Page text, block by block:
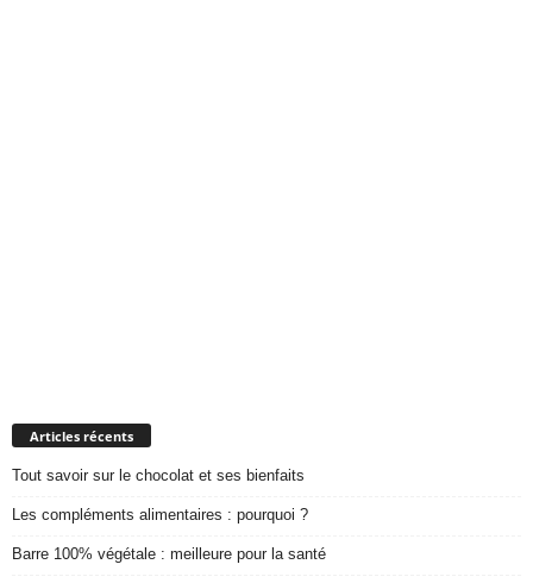
Articles récents
Tout savoir sur le chocolat et ses bienfaits
Les compléments alimentaires : pourquoi ?
Barre 100% végétale : meilleure pour la santé